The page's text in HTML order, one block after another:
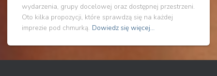
wydarzenia, grupy docelowej oraz dostępnej przestrzeni.
Oto kilka propozycji, które sprawdzą się na każdej
imprezie pod chmurką. Dowiedz się więcej…